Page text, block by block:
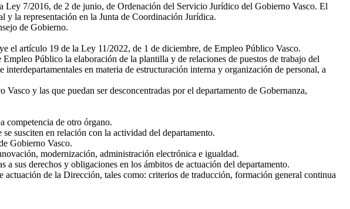
7/2016, de 2 de junio, de Ordenación del Servicio Jurídico del Gobierno Vasco. El
y la representación en la Junta de Coordinación Jurídica.
de Gobierno.
el artículo 19 de la Ley 11/2022, de 1 de diciembre, de Empleo Público Vasco.
Público la elaboración de la plantilla y de relaciones de puestos de trabajo del
en materia de estructuración interna y organización de personal, a
y las que puedan ser desconcentradas por el departamento de Gobernanza,
competencia de otro órgano.
susciten en relación con la actividad del departamento.
Gobierno Vasco.
modernización, administración electrónica e igualdad.
sus derechos y obligaciones en los ámbitos de actuación del departamento.
de la Dirección, tales como: criterios de traducción, formación general continua